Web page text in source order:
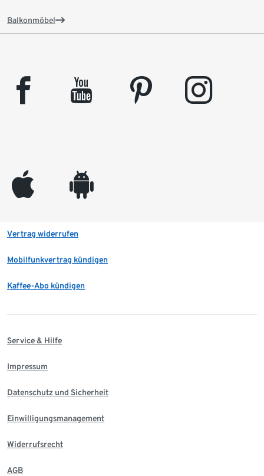
Balkonmöbel
facebook youtube pinterest instagram
appleinc android
Vertrag widerrufen
Mobilfunkvertrag kündigen
Kaffee-Abo kündigen
Service & Hilfe
Impressum
Datenschutz und Sicherheit
Einwilligungsmanagement
Widerrufsrecht
AGB